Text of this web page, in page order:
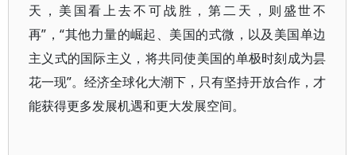
天，美国看上去不可战胜，第二天，则盛世不
再”，“其他力量的崛起、美国的式微，以及美国单边
主义式的国际主义，将共同使美国的单极时刻成为昙
花一现”。经济全球化大潮下，只有坚持开放合作，才
能获得更多发展机遇和更大发展空间。